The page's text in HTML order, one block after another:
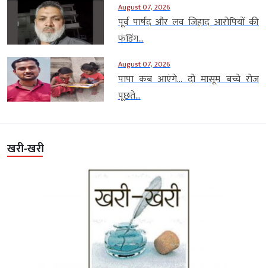
August 07, 2026
पूर्व पार्षद और लव जिहाद आरोपियों की
फंडिंग...
August 07, 2026
पापा कब आएंगे… दो मासूम बच्चे रोज
पूछते...
खरी-खरी